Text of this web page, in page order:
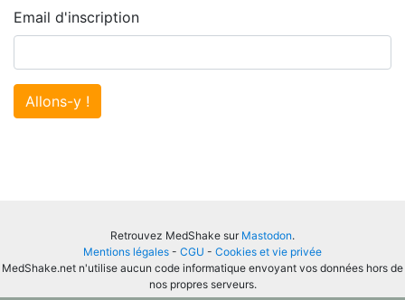
Email d'inscription
Allons-y !
Retrouvez MedShake sur Mastodon.
Mentions légales - CGU - Cookies et vie privée
MedShake.net n'utilise aucun code informatique envoyant vos données hors de
nos propres serveurs.